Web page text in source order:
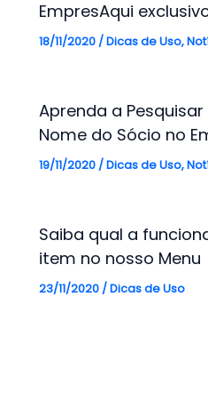
EmpresAqui
18/11/2020 /Dicas de Uso,
Aprenda a
Nome do Sócio no
19/11/2020 /Dicas de Uso,
Saiba qual a
item no nosso Menu
23/11/2020 /Dicas de Uso